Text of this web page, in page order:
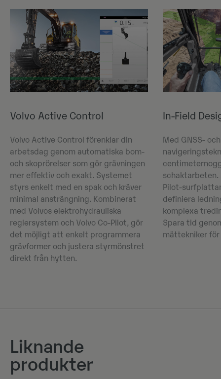
Volvo Active Control
Volvo Active Control förenklar din
arbetsdag genom automatiska bom-
och skoprörelser som gör grävningen
mer effektiv och exakt. Systemet
styrs enkelt med en spak och kräver
minimal ansträngning. Kombinerat
med Volvos elektrohydrauliska
reglersystem och Volvo Co-Pilot, gör
det möjligt att enkelt programmera
grävformer och justera styrmönstret
direkt från hytten.
In-Field
Med GNSS-
schaktarbeten.
Pilot-
definiera
komplexa
Spara tid
mättekniker
Liknande
produkter